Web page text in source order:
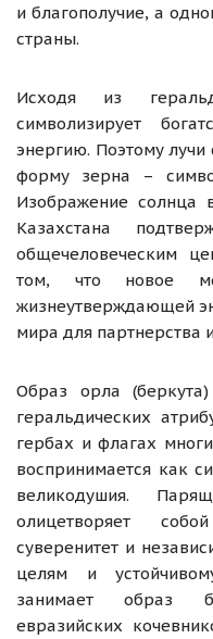
и благополучие, а
страны.
Исходя из
символизирует
энергию. Поэтому
форму зерна –
Изображение солнца
Казахстана
общечеловеческим
том, что новое
жизнеутверждающей
мира для партнерства
Образ орла
геральдических
гербах и флагах
воспринимается как
великодушия.
олицетворяет
суверенитет и
целям и
занимает образ
евразийских